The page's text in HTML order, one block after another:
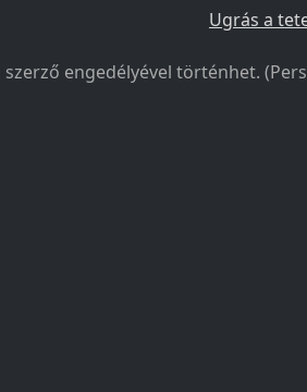
Ugrás a
engedélyével történhet.